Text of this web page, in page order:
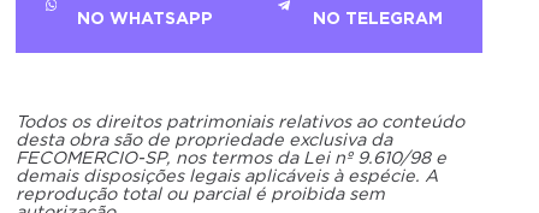
NO WHATSAPP
NO TELEGRAM
Todos os direitos patrimoniais relativos ao conteúdo
desta obra são de propriedade exclusiva da
FECOMERCIO-SP, nos termos da Lei nº 9.610/98 e
demais disposições legais aplicáveis à espécie. A
reprodução total ou parcial é proibida sem